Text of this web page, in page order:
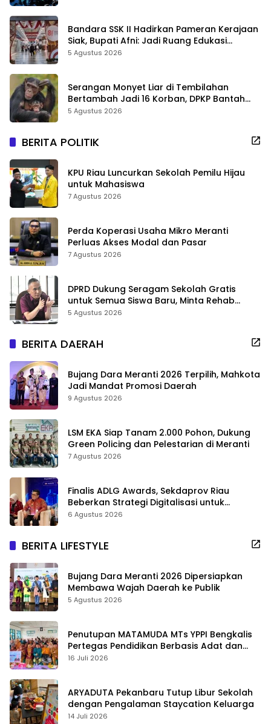
Bandara SSK II Hadirkan Pameran Kerajaan
Siak, Bupati Afni: Jadi Ruang Edukasi
Sejarah Riau
5 Agustus 2026
Serangan Monyet Liar di Tembilahan
Bertambah Jadi 16 Korban, DPKP Bantah
Video Gerombolan Viral
5 Agustus 2026
BERITA POLITIK
KPU Riau Luncurkan Sekolah Pemilu Hijau
untuk Mahasiswa
7 Agustus 2026
Perda Koperasi Usaha Mikro Meranti
Perluas Akses Modal dan Pasar
7 Agustus 2026
DPRD Dukung Seragam Sekolah Gratis
untuk Semua Siswa Baru, Minta Rehab
Sekolah Jangan Dikurangi
5 Agustus 2026
BERITA DAERAH
Bujang Dara Meranti 2026 Terpilih, Mahkota
Jadi Mandat Promosi Daerah
9 Agustus 2026
LSM EKA Siap Tanam 2.000 Pohon, Dukung
Green Policing dan Pelestarian di Meranti
7 Agustus 2026
Finalis ADLG Awards, Sekdaprov Riau
Beberkan Strategi Digitalisasi untuk
Tingkatkan Layanan Publik
6 Agustus 2026
BERITA LIFESTYLE
Bujang Dara Meranti 2026 Dipersiapkan
Membawa Wajah Daerah ke Publik
5 Agustus 2026
Penutupan MATAMUDA MTs YPPI Bengkalis
Pertegas Pendidikan Berbasis Adat dan
Karakter
16 Juli 2026
ARYADUTA Pekanbaru Tutup Libur Sekolah
dengan Pengalaman Staycation Keluarga
14 Juli 2026